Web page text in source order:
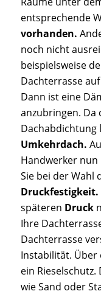
entsprechende
vorhanden.
noch nicht
beispielsweise
Dachterrasse
Dann ist eine
anzubringen. Da
Dachabdichtung
Umkehrdach.
Handwerker nun
Sie bei der Wahl
Druckfestigkeit.
späteren Druck
Ihre
Dachterrasse
Instabilität. Über
ein
wie Sand oder